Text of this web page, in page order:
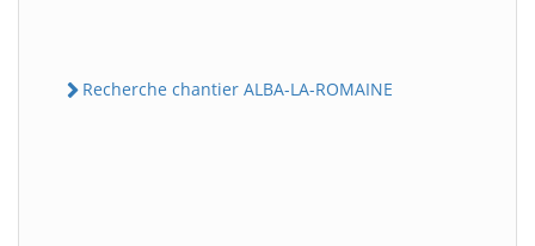
Recherche chantier ALBA-LA-ROMAINE